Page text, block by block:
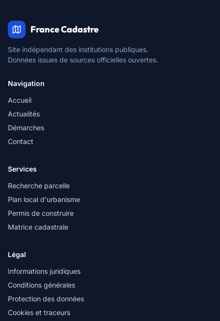
France Cadastre
Site indépendant des institutions publiques.
Données issues de sources officielles ouvertes.
Navigation
Accueil
Actualités
Démarches
Contact
Services
Recherche parcelle
Plan local d'urbanisme
Permis de construire
Matrice cadastrale
Légal
Informations juridiques
Conditions générales
Protection des données
Cookies et traceurs